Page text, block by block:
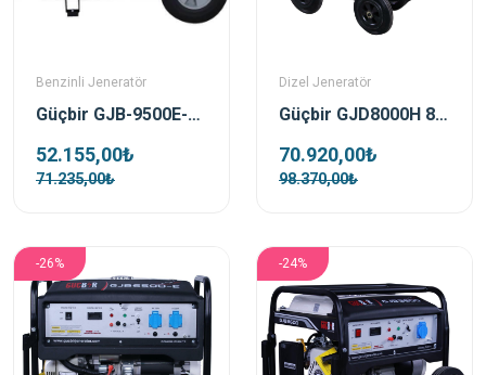
Benzinli Jeneratör
Güçbir GJB-9500E-3 Benzinli Portatif Trifaze Jeneratör
52.155,00₺
71.235,00₺
Dizel Jeneratör
Güçbir GJD8000H 8 Kva Açik Tip Dizel Marşli Portatif Jeneratör
70.920,00₺
98.370,00₺
-26% -24%